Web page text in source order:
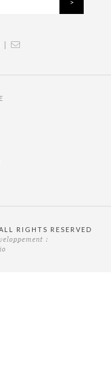
|
RIGHTS RESERVED
: